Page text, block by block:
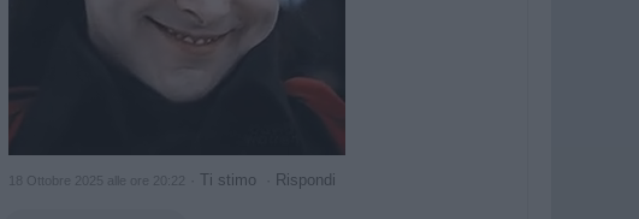
18 Ottobre 2025 alle ore 20:22 Ti stimo Rispondi